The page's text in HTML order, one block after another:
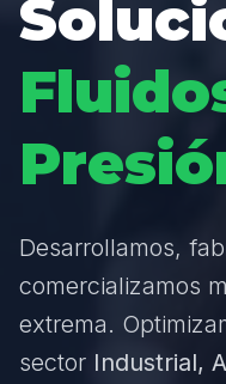
Desarrollamos,
comercializamos
extrema.
sector Industrial,